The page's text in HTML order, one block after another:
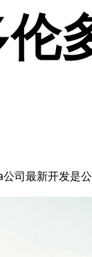
伦
司最新开发是